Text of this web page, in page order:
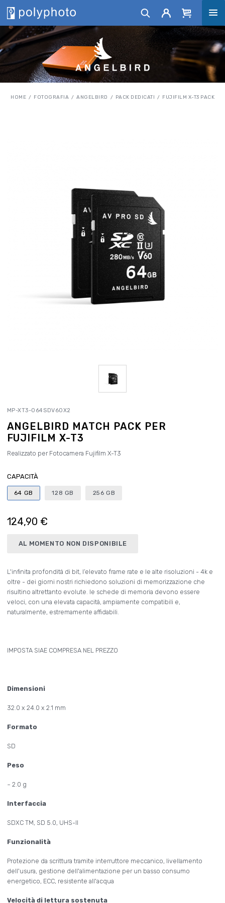
HOME FOTOGRAFIA ANGELBIRD PACK DEDICATI FUJIFILM X-T3 PACK
MP-XT3-064SDV60X2
ANGELBIRD MATCH PACK PER
FUJIFILM X-T3
Realizzato per Fotocamera Fujifilm X-T3
CAPACITÀ
64 GB 128 GB 256 GB
124,90 €
AL MOMENTO NON DISPONIBILE
L'infinita profondità di bit, l’elevato frame rate e le alte risoluzioni - 4k e
oltre - dei giorni nostri richiedono soluzioni di memorizzazione che
risultino altrettanto evolute. le schede di memoria devono essere
veloci, con una elevata capacità, ampiamente compatibili e,
naturalmente, estremamente affidabili.
IMPOSTA SIAE COMPRESA NEL PREZZO
Dimensioni
32.0 x 24.0 x 2.1 mm
Formato
SD
Peso
~ 2.0 g
Interfaccia
SDXC TM, SD 5.0, UHS-II
Funzionalità
Protezione da scrittura tramite interruttore meccanico, livellamento
dell'usura, gestione dell'alimentazione per un basso consumo
energetico, ECC, resistente all'acqua
Velocità di lettura sostenuta